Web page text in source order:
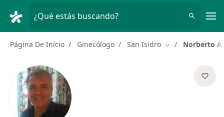
¿Qué estás buscando?
Página De Inicio Ginecólogo San Isidro Cambiar de
Norberto